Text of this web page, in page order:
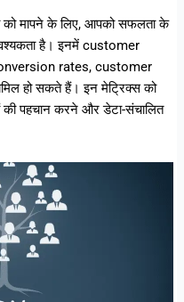
को मापने के लिए, आपको सफलता के
है। इनमें customer
rates, customer
हो सकते हैं। इन मेट्रिक्स को
पहचान करने और डेटा-संचालित